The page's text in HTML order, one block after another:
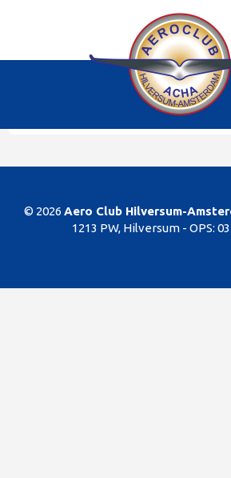
PH-SKM
Dit gedeelte van de website is alleen
leden/begunstigers van onze club.
natuurlijk altijd lid worden!
© 2026 Aero Club Hilversum-
1213 PW, Hilversum - OPS: